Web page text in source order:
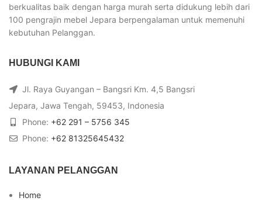
berkualitas baik dengan harga murah serta didukung lebih dari
100 pengrajin mebel Jepara berpengalaman untuk memenuhi
kebutuhan Pelanggan.
HUBUNGI KAMI
Jl. Raya Guyangan – Bangsri Km. 4,5 Bangsri
Jepara, Jawa Tengah, 59453, Indonesia
Phone: +62 291 – 5756 345
Phone: +62 81325645432
LAYANAN PELANGGAN
Home